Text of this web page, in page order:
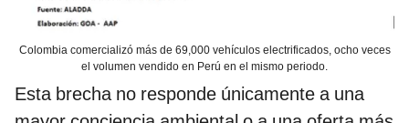
Colombia comercializó más de 69,000 vehículos electrificados, ocho veces
el volumen vendido en Perú en el mismo periodo.
Esta brecha no responde únicamente a una